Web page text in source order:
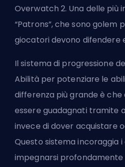
Overwatch 2. Una delle più
“Patrons”, che sono golem
giocatori devono difendere
Il sistema di progressione
Abilità per potenziare le
differenza più grande è che
essere guadagnati tramite
invece di dover acquistare
Questo sistema incoraggia
impegnarsi